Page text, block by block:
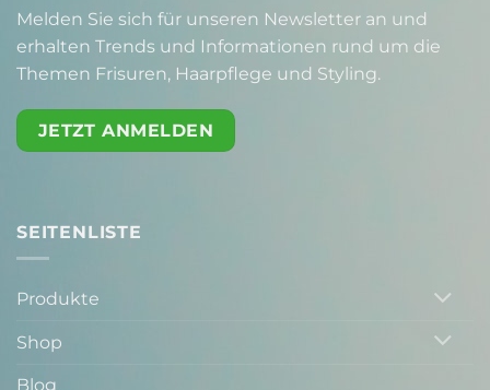
Melden Sie sich für unseren Newsletter an und
erhalten Trends und Informationen rund um die
Themen Frisuren, Haarpflege und Styling.
JETZT ANMELDEN
SEITENLISTE
Produkte
Shop
Blog